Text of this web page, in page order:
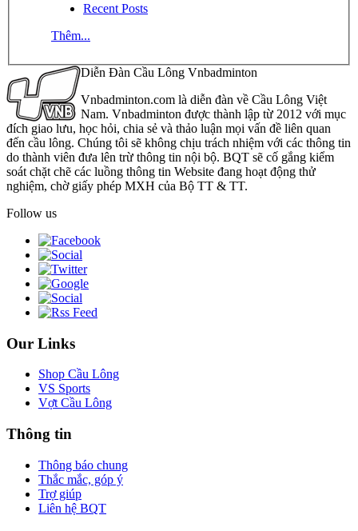
Recent Posts
Thêm...
Diễn Đàn Cầu Lông Vnbadminton
Vnbadminton.com là diễn đàn về Cầu Lông Việt
Nam. Vnbadminton được thành lập từ 2012 với mục
đích giao lưu, học hỏi, chia sẻ và thảo luận mọi vấn đề liên quan
đến cầu lông. Chúng tôi sẽ không chịu trách nhiệm với các thông tin
do thành viên đưa lên trừ thông tin nội bộ. BQT sẽ cố gắng kiểm
soát chặt chẽ các luồng thông tin Website đang hoạt động thử
nghiệm, chờ giấy phép MXH của Bộ TT & TT.
Follow us
Our Links
Shop Cầu Lông
VS Sports
Vợt Cầu Lông
Thông tin
Thông báo chung
Thắc mắc, góp ý
Trợ giúp
Liên hệ BQT